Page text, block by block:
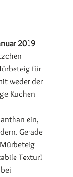
2019
für
weder der
Kuchen
ein,
Gerade
Textur!